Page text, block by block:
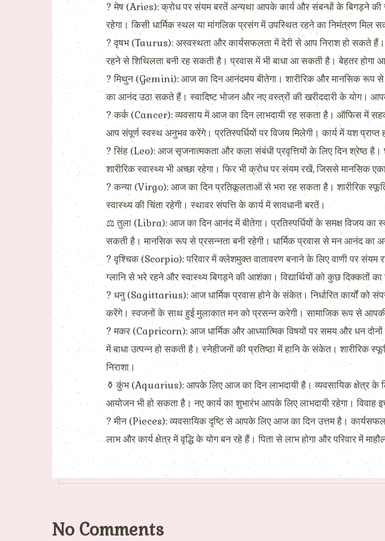
? मेष (Aries): क्रोध पर संयम बरतें अन्यथा आपके कार्य और संबन्धों के बिगड़ने
रहेगा। किसी धार्मिक स्थल या मांगलिक प्रसंग में उपस्थित रहने का निमंत्रण मिल
? वृषभ (Taurus): अस्वस्थता और कार्यसफलता में देरी से आप निराश हो सकते
रहने से शिथिलता बनी रह सकती है। प्रवास में भी बाधा आ सकती है। बेहतर
? मिथुन (Gemini): आज का दिन आनंदमय बीतेगा। शारीरिक और मानसिक रूप
का आनंद उठा सकते हैं। स्वादिष्ट भोजन और नए वस्त्रों की खरीददारी के योग।
? कर्क (Cancer): व्यवसाय में आज का दिन लाभदायी रह सकता है। ऑफिस में
आप संपूर्ण स्वस्थ अनुभव करेंगे। प्रतिस्पर्धियों पर विजय मिलेगी। कार्य में यश प्राप्त
? सिंह (Leo): आज सृजनात्मकता और कला संबंधी प्रवृत्तियों के लिए दिन श्रेष्ठ
शारीरिक स्वास्थ्य भी अच्छा रहेगा। फिर भी क्रोध पर संयम रखें, जिससे मानसिक
? कन्या (Virgo): आज का दिन प्रतिकूलताओं से भरा रह सकता है। शारीरिक
स्वास्थ्य की चिंता रहेगी। स्थावर संपत्ति के कार्य में सावधानी बरतें।
⚖ तुला (Libra): आज का दिन आनंद में बीतेगा। प्रतिस्पर्धियों के समक्ष विजय का
सकती है। मानसिक रूप से प्रसन्नता बनी रहेगी। धार्मिक प्रवास से मन आनंद
? वृश्चिक (Scorpio): परिवार में क्लेशमुक्त वातावरण बनाने के लिए वाणी पर
ग्लानि से भरे रहने और स्वास्थ्य बिगड़ने की आशंका। विद्यार्थियों को कुछ दिक्कतों
? धनु (Sagittarius): आज धार्मिक प्रवास होने के संकेत। निर्धारित कार्यों को
करेंगे। स्वजनों के साथ हुई मुलाकात मन को प्रसन्न करेगी। सामाजिक रूप से आपकी
? मकर (Capricorn): आज धार्मिक और आध्यात्मिक विषयों पर समय और धन दोनों
में बाधा उत्पन्न हो सकती है। स्नेहीजनों की प्रतिष्ठा में हानि के संकेत।
निराशा।
⚱ कुंभ (Aquarius): आपके लिए आज का दिन लाभदायी है। व्यवसायिक क्षेत्र के
आयोजन भी हो सकता है। नए कार्य का शुभारंभ आपके लिए लाभदायी रहेगा। विवाह
? मीन (Pieces): व्यवसायिक दृष्टि से आपके लिए आज का दिन उत्तम है।
लाभ और कार्य क्षेत्र में वृद्धि के योग बन रहे हैं। पिता से लाभ होगा और परिवार में
No Comments